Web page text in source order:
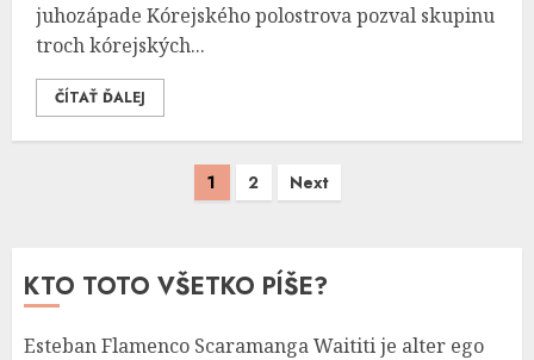
juhozápade Kórejského polostrova pozval skupinu
troch kórejských...
ČÍTAŤ ĎALEJ
1 2 Next
KTO TOTO VŠETKO PÍŠE?
Esteban Flamenco Scaramanga Waititi je alter ego